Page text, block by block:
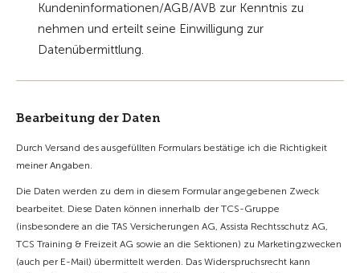
Kundeninformationen/AGB/AVB zur Kenntnis zu
nehmen und erteilt seine Einwilligung zur
Datenübermittlung.
Bearbeitung der Daten
Durch Versand des ausgefüllten Formulars bestätige ich die Richtigkeit
meiner Angaben.
Die Daten werden zu dem in diesem Formular angegebenen Zweck
bearbeitet. Diese Daten können innerhalb der TCS-Gruppe
(insbesondere an die TAS Versicherungen AG, Assista Rechtsschutz AG,
TCS Training & Freizeit AG sowie an die Sektionen) zu Marketingzwecken
(auch per E-Mail) übermittelt werden. Das Widerspruchsrecht kann